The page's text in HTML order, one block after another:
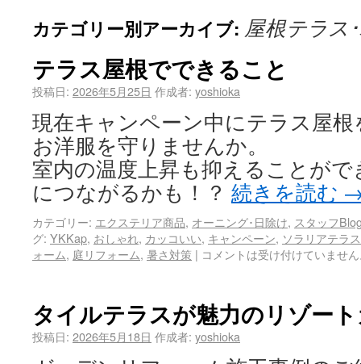
カテゴリー別アーカイブ: 屋根テラス
テラス屋根でできること
投稿日: 2026年5月25日 作成者: yoshioka
現在キャンペーン中にテラス屋
お洋服を守りませんか。
室内の温度上昇も抑えることが
につながるかも！？ 続きを読む
カテゴリー: エクステリア商品, オーニング･日除け, スタッフ
グ: YKKap, おしゃれ, カッコいい, キャンペーン, ソラリアテラス
ォーム, 庭リフォーム, 暑さ対策 | コメントは受け付けていませ
タイルテラスが魅力のリゾー
投稿日: 2026年5月18日 作成者: yoshioka